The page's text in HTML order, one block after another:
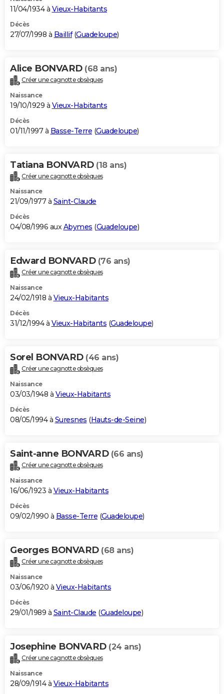
11/04/1934 à Vieux-Habitants
Décès
27/07/1998 à Baillif(Guadeloupe)
Alice BONVARD (68 ans)
Créer une cagnotte obsèques
Naissance
19/10/1929 à Vieux-Habitants
Décès
01/11/1997 à Basse-Terre (Guadeloupe)
Tatiana BONVARD (18 ans)
Créer une cagnotte obsèques
Naissance
21/09/1977 à Saint-Claude
Décès
04/08/1996 auxAbymes (Guadeloupe)
Edward BONVARD (76 ans)
Créer une cagnotte obsèques
Naissance
24/02/1918 à Vieux-Habitants
Décès
31/12/1994 à Vieux-Habitants (Guadeloupe)
Sorel BONVARD (46 ans)
Créer une cagnotte obsèques
Naissance
03/03/1948 à Vieux-Habitants
Décès
08/05/1994 à Suresnes (Hauts-de-Seine)
Saint-anne BONVARD (66 ans)
Créer une cagnotte obsèques
Naissance
16/06/1923 à Vieux-Habitants
Décès
09/02/1990 à Basse-Terre (Guadeloupe)
Georges BONVARD (68 ans)
Créer une cagnotte obsèques
Naissance
03/06/1920 à Vieux-Habitants
Décès
29/01/1989 à Saint-Claude (Guadeloupe)
Josephine BONVARD (24 ans)
Créer une cagnotte obsèques
Naissance
28/09/1914 à Vieux-Habitants